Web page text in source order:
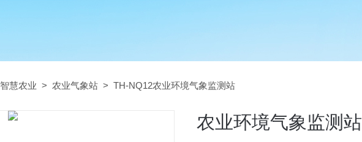
智慧农业 > 农业气象站 > TH-NQ12农业环境气象监测站
农业环境气象监测站